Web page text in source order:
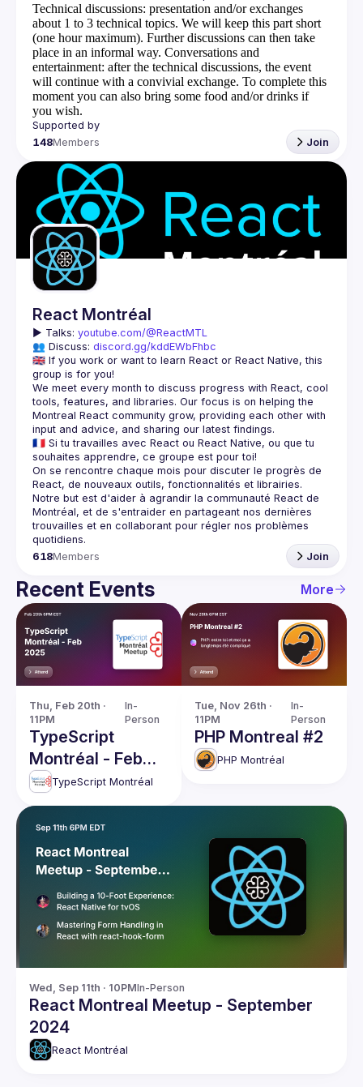
Technical discussions: presentation and/or exchanges
about 1 to 3 technical topics. We will keep this part short
(one hour maximum). Further discussions can then take
place in an informal way. Conversations and
entertainment: after the technical discussions, the event
will continue with a convivial exchange. To complete this
moment you can also bring some food and/or drinks if
you wish.
148Members Join
React Montréal
▶️ Talks: youtube.com/@ReactMTL
👥 Discuss: discord.gg/kddEWbFhbc
🇬🇧 If you work or want to learn React or React Native, this
We meet every month to discuss progress with React, cool
tools, features, and libraries. Our focus is on helping the
Montreal React community grow, providing each other with
🇫🇷 Si tu travailles avec React ou React Native, ou que tu
On se rencontre chaque mois pour discuter le progrès de
React, de nouveaux outils, fonctionnalités et librairies.
Notre but est d'aider à agrandir la communauté React de
Montréal, et de s'entraider en partageant nos dernières
trouvailles et en collaborant pour régler nos problèmes
618Members Join
Recent Events More
Thu, Feb 20th ·
11PM
In-
Person
TypeScript
Montréal - Feb
2025TypeScript Montréal
Tue, Nov 26th ·
11PM
In-
Person
PHP Montreal #2
PHP Montréal
Wed, Sep 11th · 10PMIn-Person
React Montreal Meetup - September
2024
React Montréal